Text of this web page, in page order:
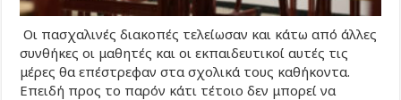
Οι πασχαλινές διακοπές τελείωσαν και κάτω από άλλες
συνθήκες οι μαθητές και οι εκπαιδευτικοί αυτές τις
μέρες θα επέστρεφαν στα σχολικά τους καθήκοντα.
Επειδή προς το παρόν κάτι τέτοιο δεν μπορεί να